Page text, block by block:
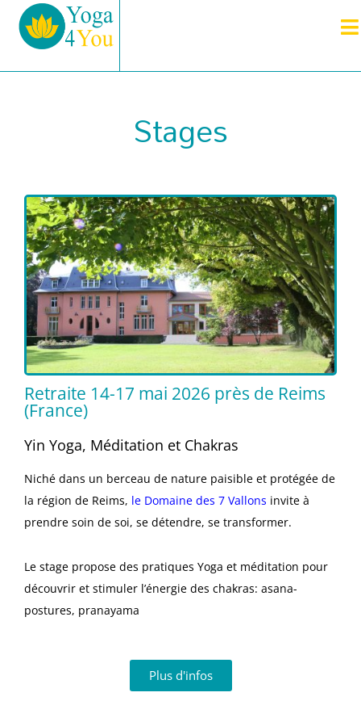
Stages
Retraite 14-17 mai 2026 près de Reims
(France)
Yin Yoga, Méditation et Chakras
Niché dans un berceau de nature paisible et protégée de
la région de Reims, le Domaine des 7 Vallons invite à
prendre soin de soi, se détendre,se transformer.
Le stage propose des pratiques Yoga et méditation pour
découvrir et stimuler l’énergie des chakras: asana-
postures, pranayama
Plus d'infos